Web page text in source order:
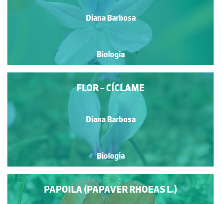
Diana Barbosa
Biologia
FLOR - CÍCLAME
Diana Barbosa
Biologia
PAPOILA (PAPAVER RHOEAS L.)